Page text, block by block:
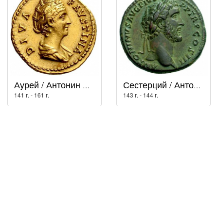
Аурей / Антонин Пий (138 г. - 161 г.)
141 г. - 161 г.
Сестерций / Антонин Пий (138 г. - 161 г.)
143 г. - 144 г.